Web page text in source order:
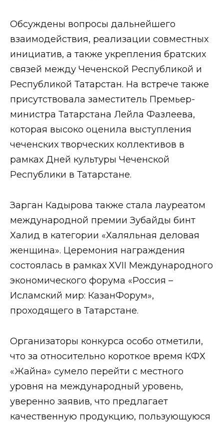
Обсуждены вопросы дальнейшего
взаимодействия, реализации совместных
инициатив, а также укрепления братских
связей между Чеченской Республикой и
Республикой Татарстан. На встрече также
присутствовала заместитель Премьер-
министра Татарстана Лейла Фазлеева,
которая высоко оценила выступления
чеченских творческих коллективов в
рамках Дней культуры Чеченской
Республики в Татарстане.
Зарган Кадырова также стала лауреатом
международной премии Зубайды бинт
Халид в категории «Халяльная деловая
женщина». Церемония награждения
состоялась в рамках XVII Международного
экономического форума «Россия –
Исламский мир: КазанФорум»,
проходящего в Татарстане.
Организаторы конкурса особо отметили,
что за относительно короткое время КФХ
«Жайна» сумело перейти с местного
уровня на международный уровень,
уверенно заявив, что предлагает
качественную продукцию, пользующуюся